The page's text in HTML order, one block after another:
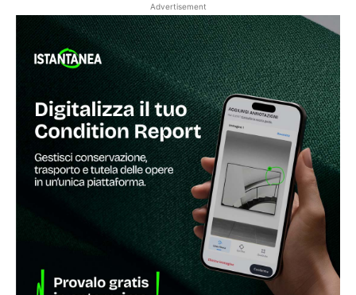
Advertisement